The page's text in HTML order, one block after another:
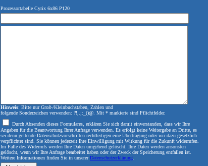
Prozessortabelle Cyrix 6x86 P120
Hinweis: Bitte nur Groß-/Kleinbuchstaben, Zahlen und
folgende Sonderzeichen verwenden: ?!,.;:_()@. Mit * markierte sind Pflichtfelder.
Durch Absenden dieses Formulares, erklären Sie sich damit einverstanden, dass wir Ihre
Angaben für die Beantwortung Ihrer Anfrage verwenden. Es erfolgt keine Weitergabe an Dritte, es
sei denn geltende Datenschutzvorschriften rechtfertigen eine Übertragung oder wir dazu gesetzlich
verpflichtet sind. Sie können jederzeit Ihre Einwilligung mit Wirkung für die Zukunft widerrufen.
Im Falle des Widerrufs werden Ihre Daten umgehend gelöscht. Ihre Daten werden ansonsten
gelöscht, wenn wir Ihre Anfrage bearbeitet haben oder der Zweck der Speicherung entfallen ist.
Weitere Informationen finden Sie in unsererDatenschutzerklärung